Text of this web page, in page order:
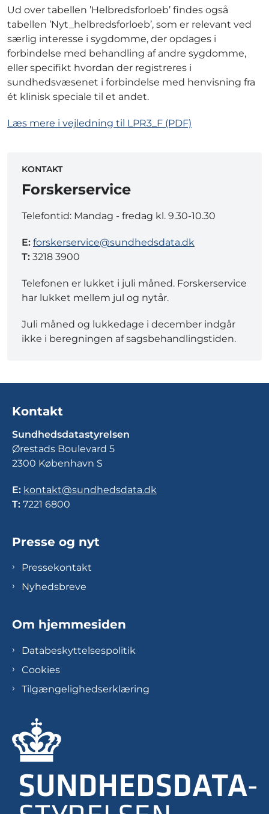
Ud over tabellen ’Helbredsforloeb’ findes også
tabellen ’Nyt_helbredsforloeb’, som er relevant ved
særlig interesse i sygdomme, der opdages i
forbindelse med behandling af andre sygdomme,
eller specifikt hvordan der registreres i
sundhedsvæsenet i forbindelse med henvisning fra
ét klinisk speciale til et andet.
Læs mere i vejledning til LPR3_F (PDF)
KONTAKT
Forskerservice
Telefontid: Mandag - fredag kl. 9.30-10.30
E: forskerservice@sundhedsdata.dk
T: 3218 3900
Telefonen er lukket i juli måned. Forskerservice
har lukket mellem jul og nytår.
Juli måned og lukkedage i december indgår
ikke i beregningen af sagsbehandlingstiden.
Kontakt
Sundhedsdatastyrelsen
Ørestads Boulevard 5
2300 København S
E: kontakt@sundhedsdata.dk
T: 7221 6800
Presse og nyt
Pressekontakt
Nyhedsbreve
Om hjemmesiden
Databeskyttelsespolitik
Cookies
Tilgængelighedserklæring